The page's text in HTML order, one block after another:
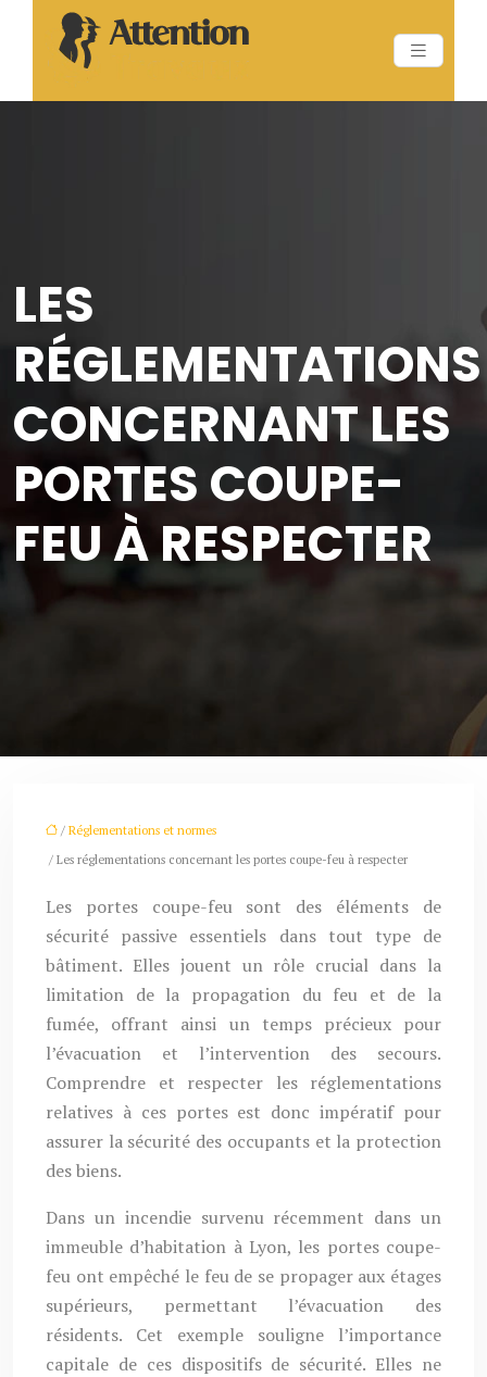
LES
RÉGLEMENTATIONS
CONCERNANT LES
PORTES COUPE-
FEU À RESPECTER
/ Réglementations et normes
/ Les réglementations concernant les portes coupe-feu à respecter
Les portes coupe-feu sont des éléments de
sécurité passive essentiels dans tout type de
bâtiment. Elles jouent un rôle crucial dans la
limitation de la propagation du feu et de la
fumée, offrant ainsi un temps précieux pour
l’évacuation et l’intervention des secours.
Comprendre et respecter les réglementations
relatives à ces portes est donc impératif pour
assurer la sécurité des occupants et la protection
des biens.
Dans un incendie survenu récemment dans un
immeuble d’habitation à Lyon, les portes coupe-
feu ont empêché le feu de se propager aux étages
supérieurs, permettant l’évacuation des
résidents. Cet exemple souligne l’importance
capitale de ces dispositifs de sécurité. Elles ne